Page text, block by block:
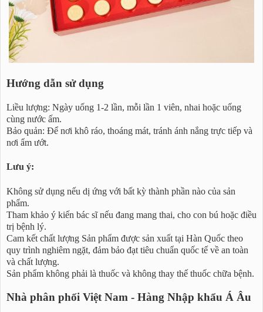
Hướng dẫn sử dụng
Liều lượng: Ngày uống 1-2 lần, mỗi lần 1 viên, nhai hoặc uống
cùng nước ấm.
Bảo quản: Để nơi khô ráo, thoáng mát, tránh ánh nắng trực tiếp và
nơi ẩm ướt.
Lưu ý:
Không sử dụng nếu dị ứng với bất kỳ thành phần nào của sản
phẩm.
Tham khảo ý kiến bác sĩ nếu đang mang thai, cho con bú hoặc điều
trị bệnh lý.
Cam kết chất lượng Sản phẩm được sản xuất tại Hàn Quốc theo
quy trình nghiêm ngặt, đảm bảo đạt tiêu chuẩn quốc tế về an toàn
và chất lượng.
Sản phẩm không phải là thuốc và không thay thế thuốc chữa bệnh.
Nhà phân phối Việt Nam - Hàng Nhập khẩu Á Âu